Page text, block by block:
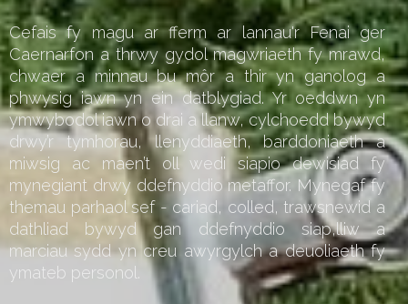
Cefais fy magu ar fferm ar lannau'r Fenai ger
Caernarfon a thrwy gydol magwriaeth fy mrawd,
chwaer a minnau bu môr a thir yn ganolog a
phwysig iawn yn ein datblygiad. Yr oeddwn yn
ymwybodol iawn o drai a llanw, cylchoedd bywyd
drwy’r tymhorau, llenyddiaeth, barddoniaeth a
miwsig ac maen’t oll wedi siapio dewisiad fy
mynegiant drwy ddefnyddio metaffor. Mynegaf fy
themau parhaol sef - cariad, colled, trawsnewid a
dathliad bywyd gan ddefnyddio siap,lliw a
marciau sydd yn creu awyrgylch a deuoliaeth fy
ymateb personol.